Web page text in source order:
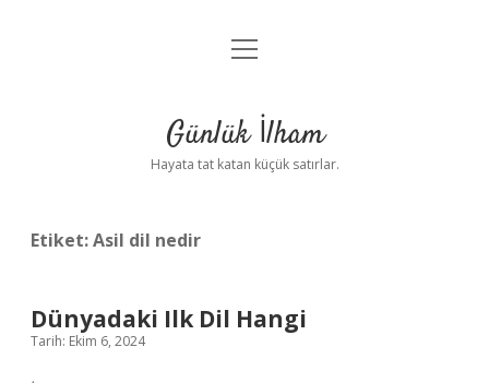
Anasayfa
Yasal Uyarı
menüyü
Günlük İlham
Hayata tat katan küçük satırlar.
Etiket:Asil dil nedir
Dünyadaki Ilk Dil Hangi
Tarih: Ekim 6, 2024